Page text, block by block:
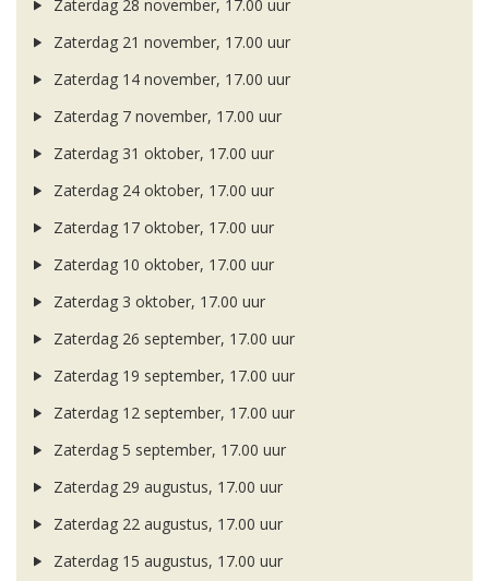
Zaterdag 28 november, 17.00 uur
Zaterdag 21 november, 17.00 uur
Zaterdag 14 november, 17.00 uur
Zaterdag 7 november, 17.00 uur
Zaterdag 31 oktober, 17.00 uur
Zaterdag 24 oktober, 17.00 uur
Zaterdag 17 oktober, 17.00 uur
Zaterdag 10 oktober, 17.00 uur
Zaterdag 3 oktober, 17.00 uur
Zaterdag 26 september, 17.00 uur
Zaterdag 19 september, 17.00 uur
Zaterdag 12 september, 17.00 uur
Zaterdag 5 september, 17.00 uur
Zaterdag 29 augustus, 17.00 uur
Zaterdag 22 augustus, 17.00 uur
Zaterdag 15 augustus, 17.00 uur